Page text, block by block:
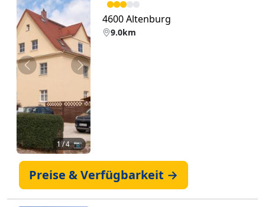
Zurück Weiter
1/ 4 📷
4600 Altenburg
9.0km
Preise & Verfügbarkeit →